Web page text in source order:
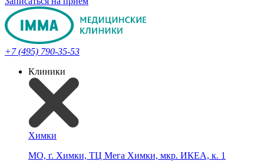
+7 (495) 790-35-53
Клиники
Химки
МО, г. Химки, ТЦ Мега Химки, мкр. ИКЕА, к. 1